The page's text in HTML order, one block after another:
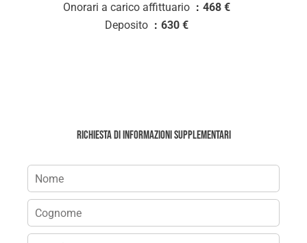
Onorari a carico affittuario
468 €
Deposito
630 €
Richiesta di informazioni supplementari